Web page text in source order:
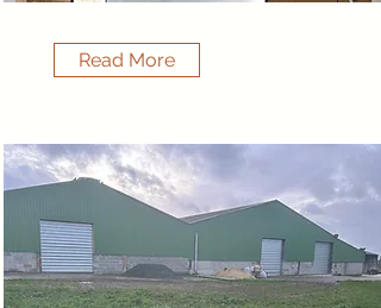
Read More